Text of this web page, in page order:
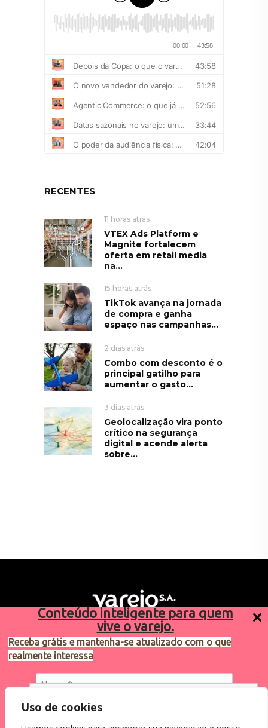
Conteúdo inteligente para quem
vive o varejo.
Receba grátis e mantenha-se atualizado com o que
realmente interessa
Utilizamos cookies para oferecer melhor
Uso de cookies
RECENTES
11 horas atrás
VTEX Ads Platform e
Magnite fortalecem
oferta em retail media
na...
15 horas atrás
TikTok avança na jornada
de compra e ganha
espaço nas campanhas...
2 dias atrás
Combo com desconto é o
principal gatilho para
aumentar o gasto...
3 dias atrás
Geolocalização vira ponto
crítico na segurança
digital e acende alerta
sobre...
Sugestões de pauta
varejosa@cndl.org.br